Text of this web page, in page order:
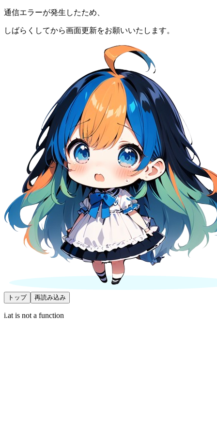
通信エラーが発生したため、
しばらくしてから画面更新をお願いいたします。
トップ 再読み込み
i.at is not a function